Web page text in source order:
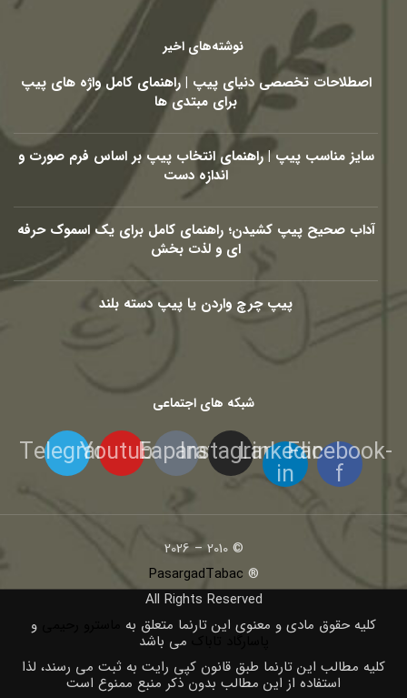
نوشته‌های اخیر
اصطلاحات تخصصی دنیای پیپ | راهنمای کامل واژه های پیپ
برای مبتدی ها
سایز مناسب پیپ | راهنمای انتخاب پیپ بر اساس فرم صورت و
اندازه دست
آداب صحیح پیپ کشیدن؛ راهنمای کامل برای یک اسموک حرفه
ای و لذت بخش
پیپ چرچ واردن یا پیپ دسته بلند
شبکه های اجتماعی
Facebook-
f
Linkedin-
in
Instagram
Eaparat
Youtube
Telegram
© 2010 – 2026
®
PasargadTabac
All Rights Reserved
كليه حقوق مادی و معنوی اين تارنما متعلق به
و
می باشد
کلیه مطالب این تارنما طبق قانون کپی رایت به ثبت می رسند، لذا
استفاده از این مطالب بدون ذکر منبع ممنوع است